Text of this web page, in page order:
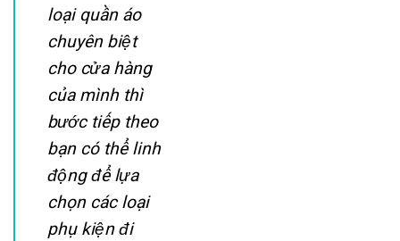
loại quần áo
chuyên biệt
cho cửa hàng
của mình thì
bước tiếp theo
bạn có thể linh
động để lựa
chọn các loại
phụ kiện đi